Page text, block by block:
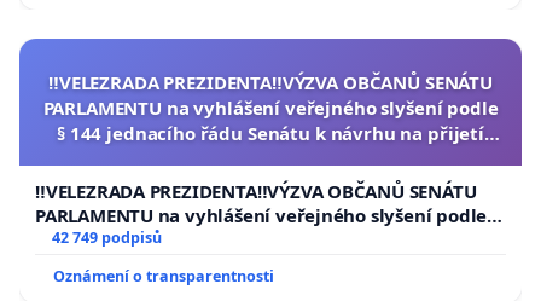
‼️VELEZRADA PREZIDENTA‼️VÝZVA OBČANŮ SENÁTU
PARLAMENTU na vyhlášení veřejného slyšení podle
§ 144 jednacího řádu Senátu k návrhu na přijetí
republiky
‼️VELEZRADA PREZIDENTA‼️VÝZVA OBČANŮ SENÁTU
PARLAMENTU na vyhlášení veřejného slyšení podle §
144 jednacího řádu Senátu k návrhu na přijetí
republiky
42 749 podpisů
Oznámení o transparentnosti